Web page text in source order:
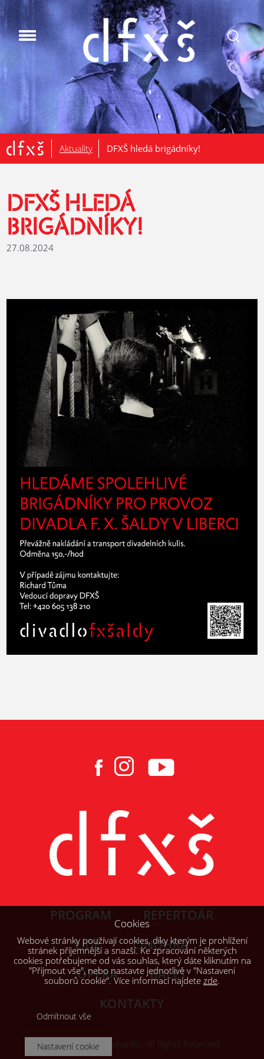
.
Aktuality DFXŠ hledá brigádníky!
DFXŠ HLEDÁ
BRIGÁDNÍKY!
27.08.2024
PROGRAM
REPERTOÁR
LIDÉ
ČINOHRA
OPERA
BALET
KONTAKTY
© 2026, Šaldovo divadlo. All Rights Reserved
Cookies
Webové stránky používají cookies, díky kterým je prohlížení
stránek příjemnější a snazší. Ke zpracování některých
cookies potřebujeme od vás souhlas, který dáte kliknutím na
"Přijmout vše", nebo nastavte jednotlivě v "Nastavení
souborů cookie“. Více informací najdete zde.
Odmítnout vše
Nastavení cookie